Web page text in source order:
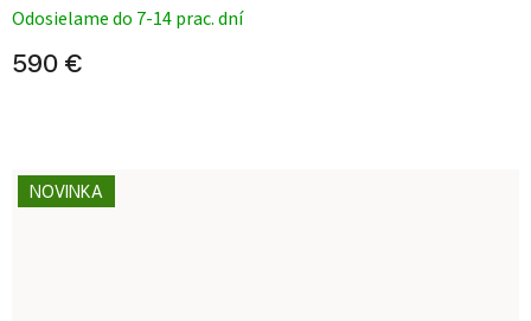
Odosielame do 7-14 prac. dní
590 €
NOVINKA